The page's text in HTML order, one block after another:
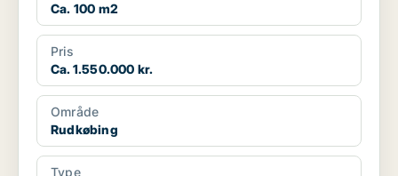
Ca. 100 m2
Pris
Ca. 1.550.000 kr.
Område
Rudkøbing
Type